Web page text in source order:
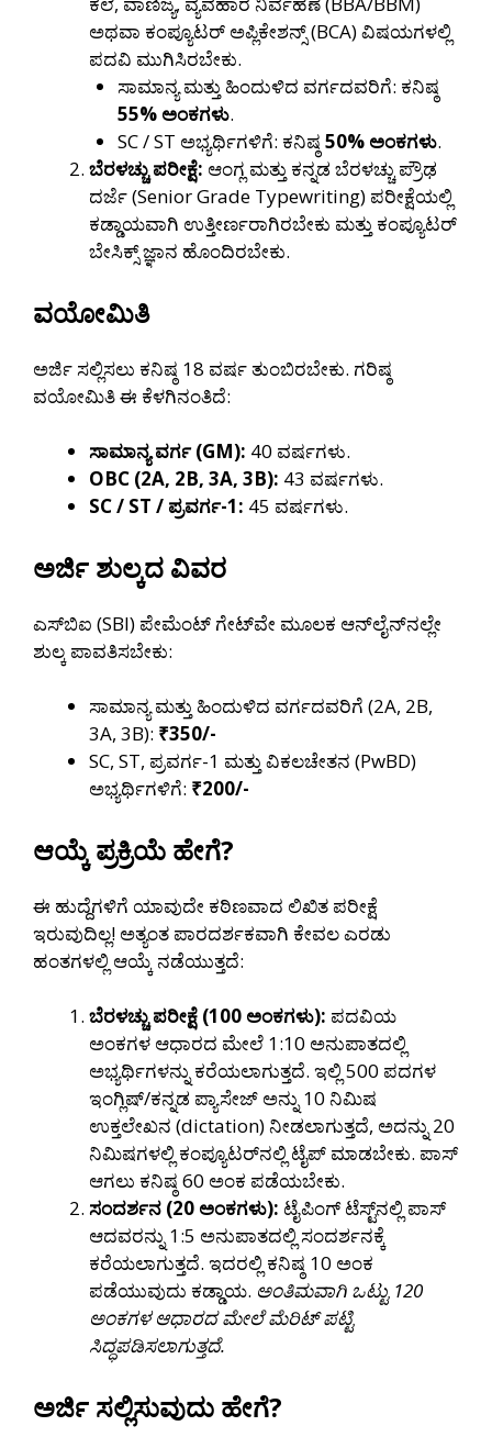
ಅಥವಾ ಕಂಪ್ಯೂಟರ್ ಅಪ್ಲಿಕೇಶನ್ಸ್ (BCA) ವಿಷಯಗಳಲ್ಲಿ
ಪದವಿ ಮುಗಿಸಿರಬೇಕು.
ಸಾಮಾನ್ಯ ಮತ್ತು ಹಿಂದುಳಿದ ವರ್ಗದವರಿಗೆ: ಕನಿಷ್ಠ
55% ಅಂಕಗಳು.
SC / ST ಅಭ್ಯರ್ಥಿಗಳಿಗೆ: ಕನಿಷ್ಠ 50% ಅಂಕಗಳು.
ಬೆರಳಚ್ಚು ಪರೀಕ್ಷೆ: ಆಂಗ್ಲ ಮತ್ತು ಕನ್ನಡ ಬೆರಳಚ್ಚು ಪ್ರೌಢ
ದರ್ಜೆ (Senior Grade Typewriting) ಪರೀಕ್ಷೆಯಲ್ಲಿ
ಕಡ್ಡಾಯವಾಗಿ ಉತ್ತೀರ್ಣರಾಗಿರಬೇಕು ಮತ್ತು ಕಂಪ್ಯೂಟರ್
ಬೇಸಿಕ್ಸ್ ಜ್ಞಾನ ಹೊಂದಿರಬೇಕು.
ವಯೋಮಿತಿ
ಅರ್ಜಿ ಸಲ್ಲಿಸಲು ಕನಿಷ್ಠ 18 ವರ್ಷ ತುಂಬಿರಬೇಕು. ಗರಿಷ್ಠ
ವಯೋಮಿತಿ ಈ ಕೆಳಗಿನಂತಿದೆ:
ಸಾಮಾನ್ಯ ವರ್ಗ (GM): 40 ವರ್ಷಗಳು.
OBC (2A, 2B, 3A, 3B): 43 ವರ್ಷಗಳು.
SC / ST / ಪ್ರವರ್ಗ-1: 45 ವರ್ಷಗಳು.
ಅರ್ಜಿ ಶುಲ್ಕದ ವಿವರ
ಎಸ್‌ಬಿಐ (SBI) ಪೇಮೆಂಟ್ ಗೇಟ್‌ವೇ ಮೂಲಕ ಆನ್‌ಲೈನ್‌ನಲ್ಲೇ
ಶುಲ್ಕ ಪಾವತಿಸಬೇಕು:
ಸಾಮಾನ್ಯ ಮತ್ತು ಹಿಂದುಳಿದ ವರ್ಗದವರಿಗೆ (2A, 2B,
3A, 3B): ₹350/-
SC, ST, ಪ್ರವರ್ಗ-1 ಮತ್ತು ವಿಕಲಚೇತನ (PwBD)
ಅಭ್ಯರ್ಥಿಗಳಿಗೆ: ₹200/-
ಆಯ್ಕೆ ಪ್ರಕ್ರಿಯೆ ಹೇಗೆ?
ಈ ಹುದ್ದೆಗಳಿಗೆ ಯಾವುದೇ ಕಠಿಣವಾದ ಲಿಖಿತ ಪರೀಕ್ಷೆ
ಇರುವುದಿಲ್ಲ! ಅತ್ಯಂತ ಪಾರದರ್ಶಕವಾಗಿ ಕೇವಲ ಎರಡು
ಹಂತಗಳಲ್ಲಿ ಆಯ್ಕೆ ನಡೆಯುತ್ತದೆ:
ಬೆರಳಚ್ಚು ಪರೀಕ್ಷೆ (100 ಅಂಕಗಳು): ಪದವಿಯ
ಅಂಕಗಳ ಆಧಾರದ ಮೇಲೆ 1:10 ಅನುಪಾತದಲ್ಲಿ
ಅಭ್ಯರ್ಥಿಗಳನ್ನು ಕರೆಯಲಾಗುತ್ತದೆ. ಇಲ್ಲಿ 500 ಪದಗಳ
ಇಂಗ್ಲಿಷ್/ಕನ್ನಡ ಪ್ಯಾಸೇಜ್ ಅನ್ನು 10 ನಿಮಿಷ
ಉಕ್ತಲೇಖನ (dictation) ನೀಡಲಾಗುತ್ತದೆ, ಅದನ್ನು 20
ನಿಮಿಷಗಳಲ್ಲಿ ಕಂಪ್ಯೂಟರ್‌ನಲ್ಲಿ ಟೈಪ್ ಮಾಡಬೇಕು. ಪಾಸ್
ಆಗಲು ಕನಿಷ್ಠ 60 ಅಂಕ ಪಡೆಯಬೇಕು.
ಸಂದರ್ಶನ (20 ಅಂಕಗಳು): ಟೈಪಿಂಗ್ ಟೆಸ್ಟ್‌ನಲ್ಲಿ ಪಾಸ್
ಆದವರನ್ನು 1:5 ಅನುಪಾತದಲ್ಲಿ ಸಂದರ್ಶನಕ್ಕೆ
ಕರೆಯಲಾಗುತ್ತದೆ. ಇದರಲ್ಲಿ ಕನಿಷ್ಠ 10 ಅಂಕ
ಪಡೆಯುವುದು ಕಡ್ಡಾಯ. ಅಂತಿಮವಾಗಿ ಒಟ್ಟು 120
ಅಂಕಗಳ ಆಧಾರದ ಮೇಲೆ ಮೆರಿಟ್ ಪಟ್ಟಿ
ಸಿದ್ಧಪಡಿಸಲಾಗುತ್ತದೆ.
ಅರ್ಜಿ ಸಲ್ಲಿಸುವುದು ಹೇಗೆ?